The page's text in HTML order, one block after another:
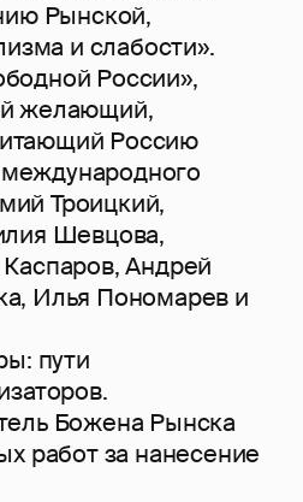
Рынской,
и слабости».
России»,
желающий,
Россию
Троицкий,
Шевцова,
Андрей
Илья Пономарев и
пути
Божена Рынска
работ за нанесение